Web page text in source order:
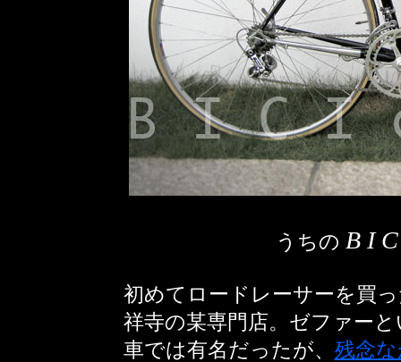
うちの B I
初めてロードレーサーを買
祥寺の某専門店。ゼファー
車では有名だったが、 残念